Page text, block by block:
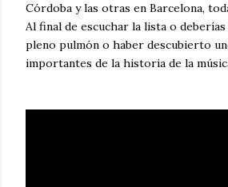
Córdoba y las otras en Barcelona,
Al final de escuchar la lista o
pleno pulmón o haber descubierto
importantes de la historia de la